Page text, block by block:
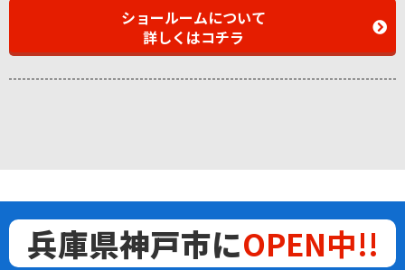
ショールームについて
詳しくはコチラ
兵庫県神戸市にOPEN中!!